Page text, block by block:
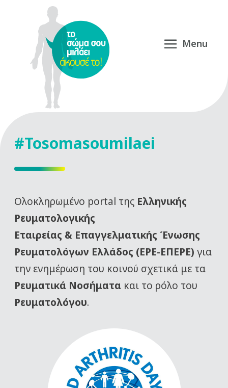
#Tosomasoumilaei
Oλοκληρωμένο portal της Ελληνικής
Ρευματολογικής
Εταιρείας & Επαγγελματικής Ένωσης
Ρευματολόγων Ελλάδος (ΕΡΕ-ΕΠΕΡΕ) για
την ενημέρωση του κοινού σχετικά με τα
Ρευματικά Νοσήματα και το ρόλο του
Ρευματολόγου.